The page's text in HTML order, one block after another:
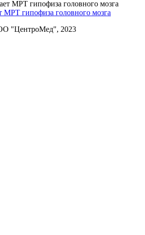
МРТ гипофиза головного мозга
"ЦентроМед", 2023